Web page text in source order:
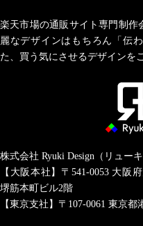
楽天市場の通販サイト専門制作
麗なデザインはもちろん「伝
た、買う気にさせるデザインを
株式会社 Ryuki Design（リューキ
【大阪本社】〒541-0053大阪府
堺筋本町ビル2階
【東京支社】〒107-0061 東京都